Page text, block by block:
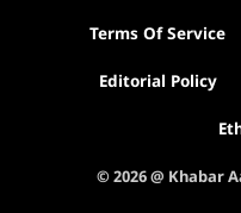
Terms Of Service
Editorial Policy
© 2026 @ Khabar